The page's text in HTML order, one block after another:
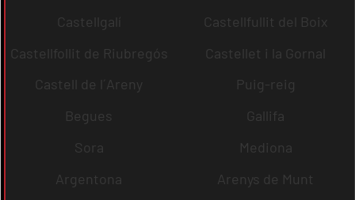
Castellgalí
Castellfullit del Boix
Castellfollit de Riubregós
Castellet i la Gornal
Castell de l´Areny
Puig-reig
Begues
Gallifa
Sora
Mediona
Argentona
Arenys de Munt